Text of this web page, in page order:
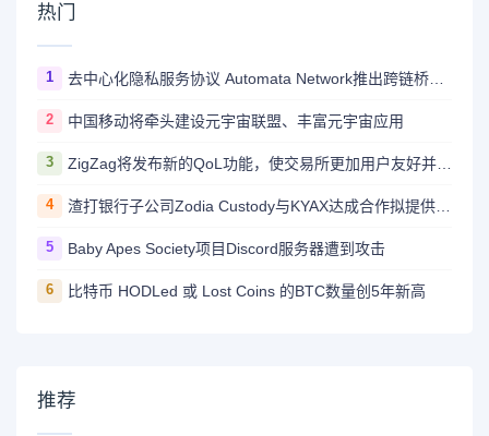
热门
1 去中心化隐私服务协议 Automata Network推出跨链桥Carrier
2 中国移动将牵头建设元宇宙联盟、丰富元宇宙应用
3 ZigZag将发布新的QoL功能，使交易所更加用户友好并与CEX竞争
4 渣打银行子公司Zodia Custody与KYAX达成合作拟提供基于审计、业务和监管报告的加密托管服务
5 Baby Apes Society项目Discord服务器遭到攻击
6 比特币 HODLed 或 Lost Coins 的BTC数量创5年新高
推荐